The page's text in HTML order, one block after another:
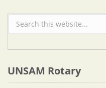
Formulario de búsqueda
UNSAM Rotary